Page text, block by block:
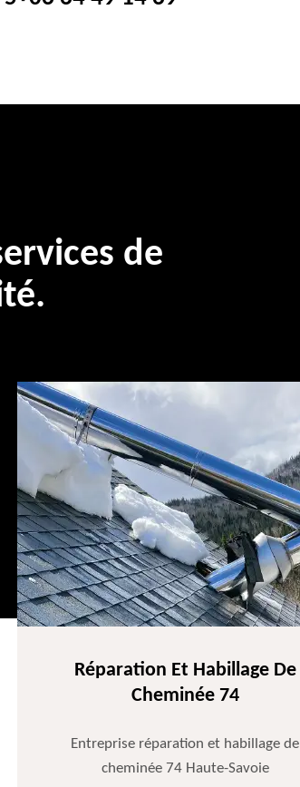
de
Réparation Et Habillage De
Cheminée 74
Entreprise réparation et habillage de
cheminée 74 Haute-Savoie